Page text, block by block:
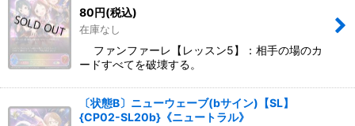
80円(税込)
在庫なし
ファンファーレ【レッスン5】：相手の場のカ
ードすべてを破壊する。
〔状態B〕ニューウェーブ(bサイン)【SL】
{CP02-SL20b}《ニュートラル》